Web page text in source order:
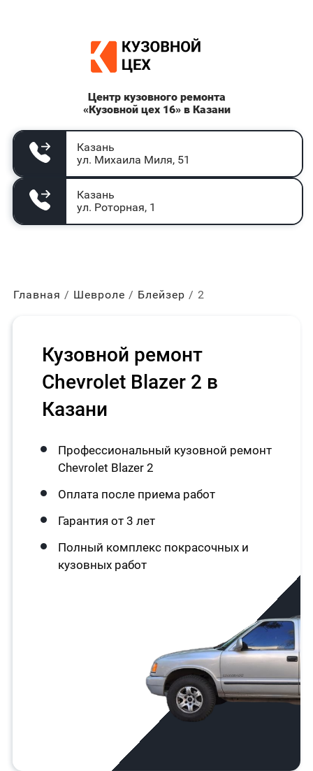
Центр кузовного ремонта
«Кузовной цех 16» в Казани
Казань
ул. Михаила Миля, 51
Казань
ул. Роторная, 1
Главная Шевроле Блейзер 2
Кузовной ремонт
Chevrolet Blazer 2 в
Казани
Профессиональный кузовной ремонт
Chevrolet Blazer 2
Оплата после приема работ
Гарантия от 3 лет
Полный комплекс покрасочных и
кузовных работ